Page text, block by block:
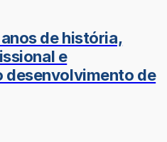
de história,
e
desenvolvimento de